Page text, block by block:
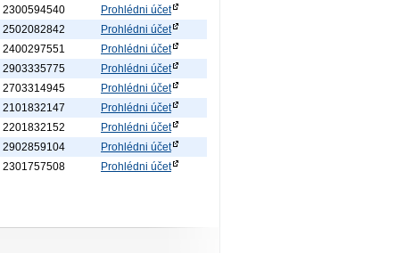
2300594540
Prohlédni účet
2502082842
Prohlédni účet
2400297551
Prohlédni účet
2903335775
Prohlédni účet
2703314945
Prohlédni účet
2101832147
Prohlédni účet
2201832152
Prohlédni účet
2902859104
Prohlédni účet
2301757508 Prohlédni účet